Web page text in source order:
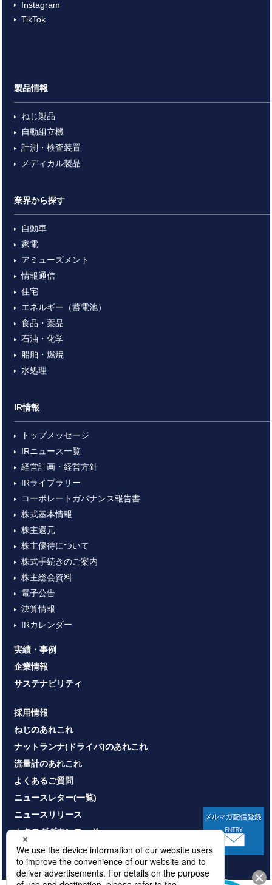
Instagram
TikTok
製品情報
ねじ製品
自動組立機
計測・検査装置
メディカル製品
業界から探す
自動車
家電
アミューズメント
情報通信
住宅
エネルギー（蓄電池）
食品・薬品
石油・化学
船舶・燃焼
水処理
IR情報
トップメッセージ
IRニュース一覧
経営計画・経営方針
IRライブラリー
コーポレートガバナンス報告書
株式基本情報
株主還元
株主優待について
株式手続きのご案内
株主総会資料
電子公告
決算情報
IRカレンダー
実績・事例
企業情報
サステナビリティ
採用情報
ねじのあれこれ
ナットランナ(ドライバ)のあれこれ
流量計のあれこれ
よくあるご質問
ニュースレター(一覧)
ニュースリリース
カタログダウンロード
お問い合わせ